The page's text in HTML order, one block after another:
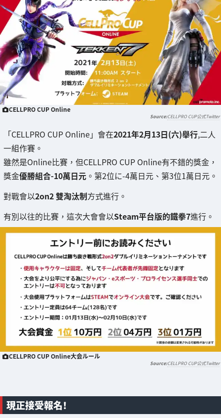
CELLPRO CUP Online
CELLPRO CUP公式Twitter
「CELLPRO CUP Online」會在2021年2月13日(六)舉行,二人
一組作賽。
雖然是Online比賽，但CELLPRO CUP Online有不錯的獎金，
獎金優勝組合-10萬日元 。第2位に-4萬日元、第3位1萬日元。
對戰會以2on2 雙淘汰制方式進行。
有別以往的比賽，這次大會會以Steam平台版的鐵拳7進行。
CELLPRO CUP Online大会ルール
CELLPRO CUP公式Twitter
現正接受報名！